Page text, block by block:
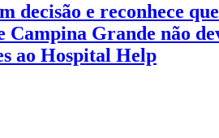
decisão e reconhece que
Campina Grande não
ao Hospital Help